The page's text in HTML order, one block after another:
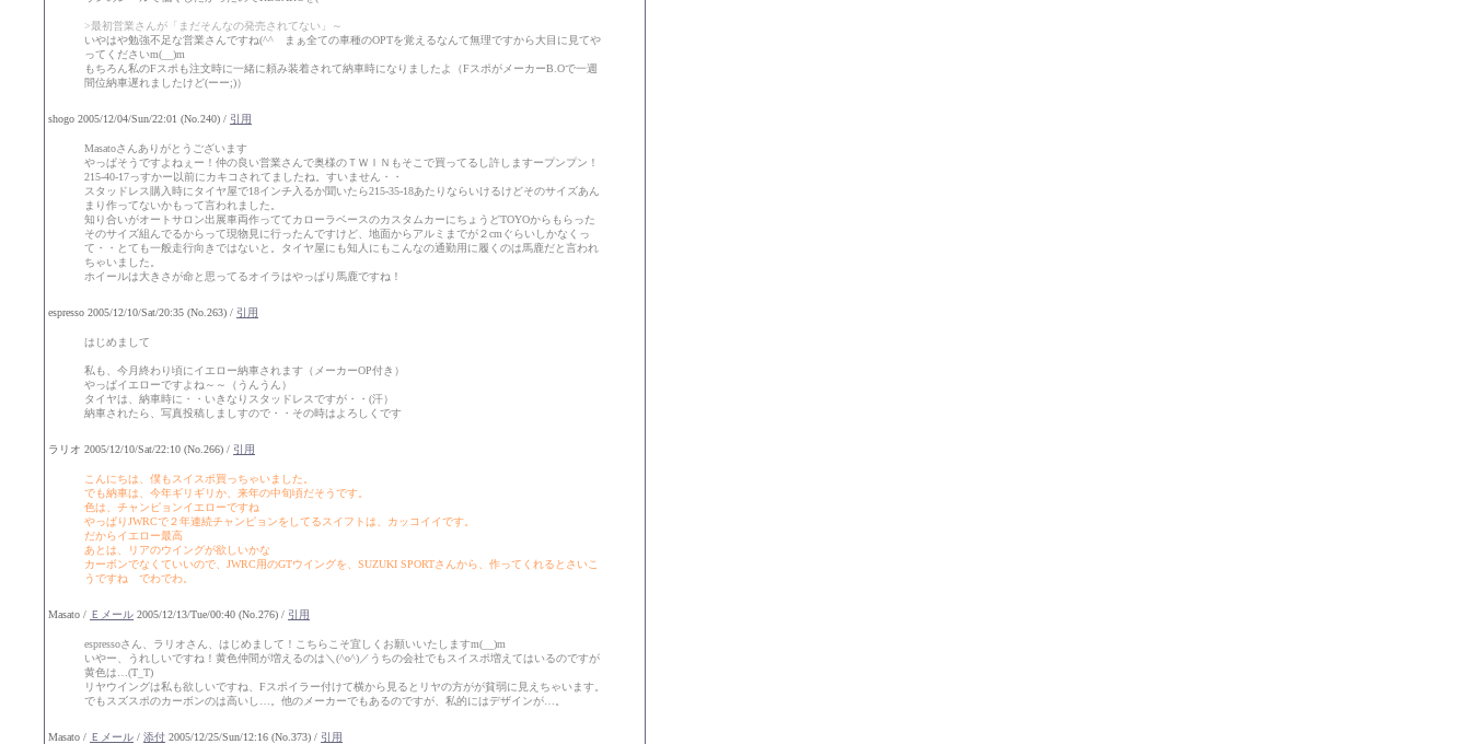
>最初営業さんが「まだそんなの発売されてない」～
いやはや勉強不足な営業さんですね(^^ゞまぁ全ての車種のOPTを覚えるなんて無理ですから大目に見てや
ってくださいm(__)m
もちろん私のFスポも注文時に一緒に頼み装着されて納車時になりましたよ（FスポがメーカーB.Oで一週
間位納車遅れましたけど(ーー;)）
shogo 2005/12/04/Sun/22:01 (No.240) / 引用
Masatoさんありがとうございます
やっぱそうですよねぇー！仲の良い営業さんで奥様のＴＷＩＮもそこで買ってるし許しますープンプン！
215-40-17っすかー以前にカキコされてましたね。すいません・・
スタッドレス購入時にタイヤ屋で18インチ入るか聞いたら215-35-18あたりならいけるけどそのサイズあん
まり作ってないかもって言われました。
知り合いがオートサロン出展車両作っててカローラベースのカスタムカーにちょうどTOYOからもらった
そのサイズ組んでるからって現物見に行ったんですけど、地面からアルミまでが２cmぐらいしかなくっ
て・・とても一般走行向きではないと。タイヤ屋にも知人にもこんなの通勤用に履くのは馬鹿だと言われ
ちゃいました。
ホイールは大きさが命と思ってるオイラはやっぱり馬鹿ですね！
espresso 2005/12/10/Sat/20:35 (No.263) / 引用
はじめまして
私も、今月終わり頃にイエロー納車されます（メーカーOP付き）
やっぱイエローですよね～～（うんうん）
タイヤは、納車時に・・いきなりスタッドレスですが・・(汗）
納車されたら、写真投稿しましすので・・その時はよろしくです
ラリオ 2005/12/10/Sat/22:10 (No.266) / 引用
こんにちは、僕もスイスポ買っちゃいました。
でも納車は、今年ギリギリか、来年の中旬頃だそうです。
色は、チャンピョンイエローですね
やっぱりJWRCで２年連続チャンピョンをしてるスイフトは、カッコイイです。
だからイエロー最高
あとは、リアのウイングが欲しいかな
カーボンでなくていいので、JWRC用のGTウイングを、SUZUKI SPORTさんから、作ってくれるとさいこ
うですね でわでわ。
Masato / Ｅメール 2005/12/13/Tue/00:40 (No.276) / 引用
espressoさん、ラリオさん、はじめまして！こちらこそ宜しくお願いいたしますm(__)m
いやー、うれしいですね！黄色仲間が増えるのは＼(^o^)／うちの会社でもスイスポ増えてはいるのですが
黄色は…(T_T)
リヤウイングは私も欲しいですね、Fスポイラー付けて横から見るとリヤの方がが貧弱に見えちゃいます。
でもスズスポのカーボンのは高いし…。他のメーカーでもあるのですが、私的にはデザインが…。
Masato / Ｅメール / 添付 2005/12/25/Sun/12:16 (No.373) / 引用